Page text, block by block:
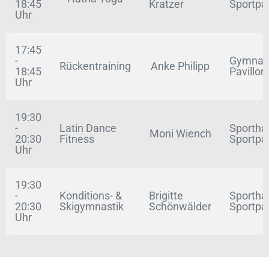
18:45
Uhr
Kratzer
17:45
-
18:45
Uhr
Rückentraining Anke Philipp
Pavillon
19:30
-
20:30
Uhr
Latin Dance
Fitness
Moni Wiench
19:30
-
20:30
Uhr
Konditions- &
Skigymnastik
Brigitte
Schönwälder